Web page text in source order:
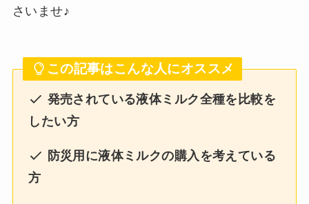
さいませ♪
この記事はこんな人にオススメ
発売されている液体ミルク全種を比較を
したい方
防災用に液体ミルクの購入を考えている
方